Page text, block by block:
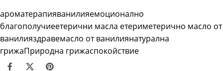
ароматерапияванилияемоционално
благополучиеетерични масла етериметерично масло от
ванилияздравемасло от ванилиянатурална
грижаПриродна грижаспокойствие